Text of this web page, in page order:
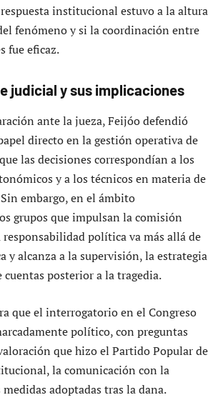
institucional estuvo a la altura
fenómeno y si la coordinación entre
fue eficaz.
judicial y sus implicaciones
ante la jueza, Feijóo defendió
directo en la gestión operativa de
las decisiones correspondían a los
y a los técnicos en materia de
embargo, en el ámbito
grupos que impulsan la comisión
política va más allá de
y alcanza a la supervisión, la estrategia
posterior a la tragedia.
que el interrogatorio en el Congreso
político, con preguntas
que hizo el Partido Popular de
la comunicación con la
adoptadas tras la dana.